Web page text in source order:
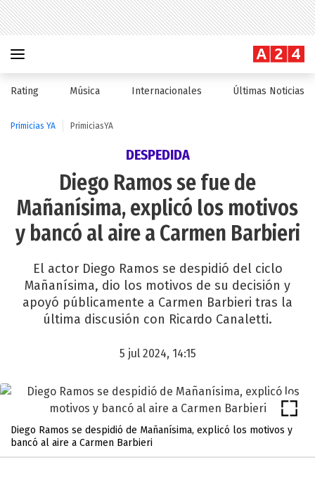
Rating Música Internacionales Últimas Noticias
Primicias YA PrimiciasYA
DESPEDIDA
Diego Ramos se fue de
Mañanísima, explicó los motivos
y bancó al aire a Carmen Barbieri
El actor Diego Ramos se despidió del ciclo
Mañanísima, dio los motivos de su decisión y
apoyó públicamente a Carmen Barbieri tras la
última discusión con Ricardo Canaletti.
5 jul 2024, 14:15
Diego Ramos se despidió de Mañanísima, explicó los motivos y
bancó al aire a Carmen Barbieri